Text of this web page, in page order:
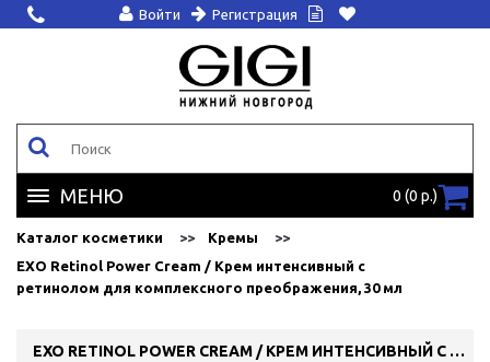
Войти Регистрация
МЕНЮ 0 (0 р.)
Каталог косметики
Кремы
EXO Retinol Power Cream / Крем интенсивный с
ретинолом для комплексного преображения, 30 мл
EXO RETINOL POWER CREAM / КРЕМ ИНТЕНСИВНЫЙ С РЕТИНОЛОМ ДЛЯ КОМПЛЕКСНОГО ПРЕОБРАЖЕНИЯ, 30 МЛ